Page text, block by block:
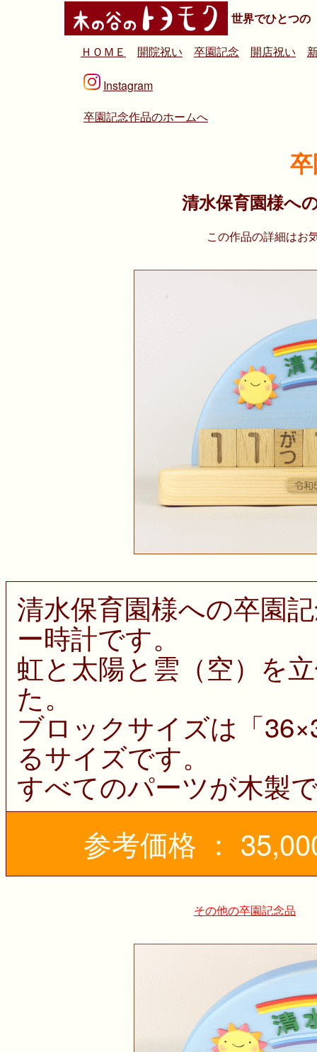
世界でひとつの
ＨＯＭＥ 開院祝い 卒園記念 開店祝い
Instagram
卒園記念作品のホームへ
清水保育園様へ
この作品の詳細はお
清水保育園様への卒園
ー時計です。
虹と太陽と雲（空）を
た。
ブロックサイズは「
るサイズです。
すべてのパーツが木製
参考価格 ：
その他の卒園記念品